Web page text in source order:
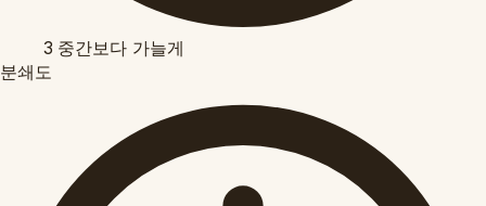
3 중간보다 가늘게
분쇄도